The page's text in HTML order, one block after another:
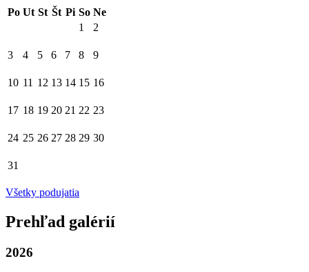
Po Ut St Št Pi So Ne
1
2
3 4 5 6 7 8 9
10 11 12 13 14 15 16
17 18 19 20 21 22 23
24 25 26 27 28 29 30
31
Všetky podujatia
Prehľad galérií
2026